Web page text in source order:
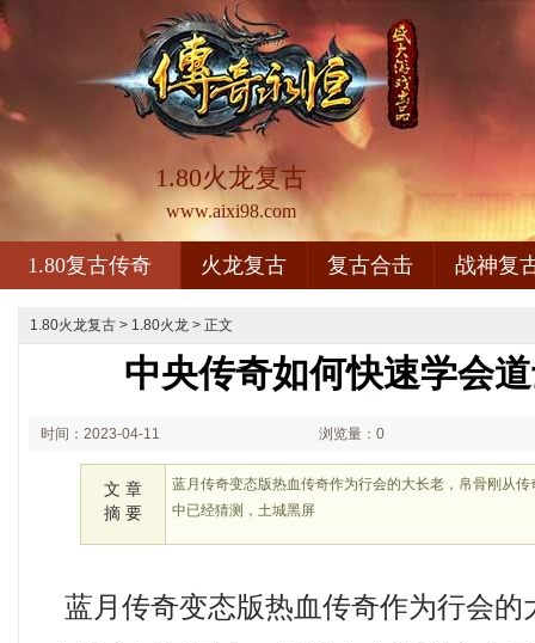
1.80火龙复古
www.aixi98.com
1.80复古传奇 火龙复古 复古合击 战神复
1.80火龙复古 > 1.80火龙 > 正文
中央传奇如何快速学会
时间：2023-04-11 浏览量：0
文 章
摘 要
蓝月传奇变态版热血传奇作为行会的大长老，帛骨刚从
中已经猜测，土城黑屏
蓝月传奇变态版热血传奇作为行会的